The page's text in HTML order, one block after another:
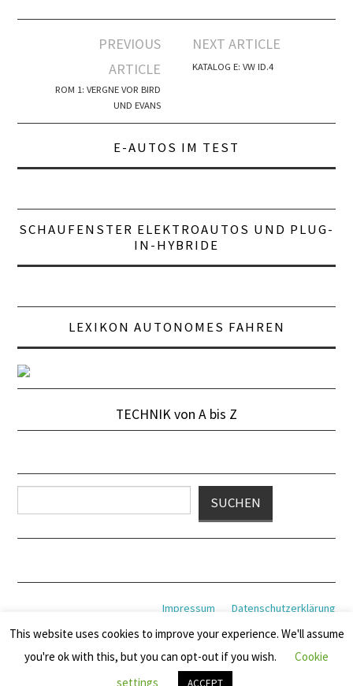
Navigation
PREVIOUS
ARTICLE
ROM 1: VERGNE VOR BIRD
UND EVANS
NEXT ARTICLE
KATALOG E: VW ID.4
E-AUTOS IM TEST
SCHAUFENSTER ELEKTROAUTOS UND PLUG-
IN-HYBRIDE
LEXIKON AUTONOMES FAHREN
TECHNIK von A bis Z
SUCHEN
Datenschutzerklärung
Impressum
© 2026 MOTORFUTURE. ALLE RECHTE VORBEHALTEN.
This website uses cookies to improve your experience. We'll assume
you're ok with this, but you can opt-out if you wish.
Cookie
settings
ACCEPT